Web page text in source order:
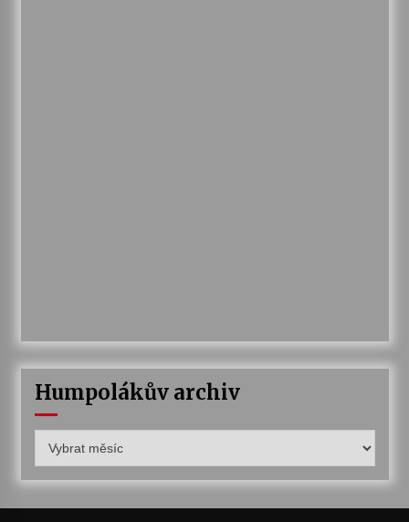
Humpolákův archiv
archiv